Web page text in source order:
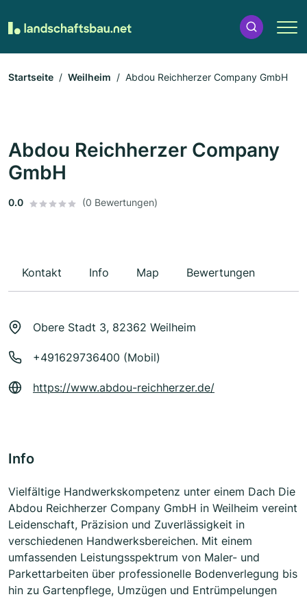
Startseite Weilheim Abdou Reichherzer Company GmbH
Abdou Reichherzer Company
GmbH
0.0 (0 Bewertungen)
Kontakt Info Map Bewertungen
Obere Stadt 3, 82362 Weilheim
+491629736400 (Mobil)
https://www.abdou-reichherzer.de/
Info
Vielfältige Handwerkskompetenz unter einem Dach Die
Abdou Reichherzer Company GmbH in Weilheim vereint
Leidenschaft, Präzision und Zuverlässigkeit in
verschiedenen Handwerksbereichen. Mit einem
umfassenden Leistungsspektrum von Maler- und
Parkettarbeiten über professionelle Bodenverlegung bis
hin zu Gartenpflege, Umzügen und Entrümpelungen